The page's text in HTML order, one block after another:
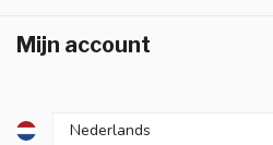
Mijn account